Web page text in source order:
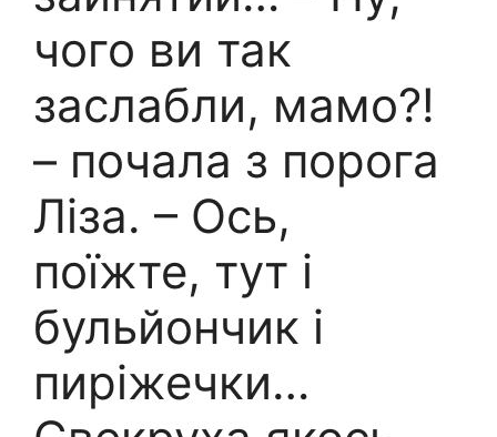
чого ви так
заслабли, мамо?!
– почала з порога
Ліза. – Ось,
поїжте, тут і
бульйончик і
пиріжечки…